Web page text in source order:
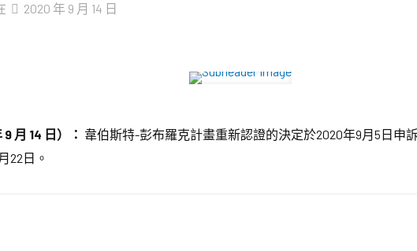
2020 年 9 月 14 日
月 14 日）： 韋伯斯特-彭布羅克計畫重新認證的決定於2020年9月5日申
22日。